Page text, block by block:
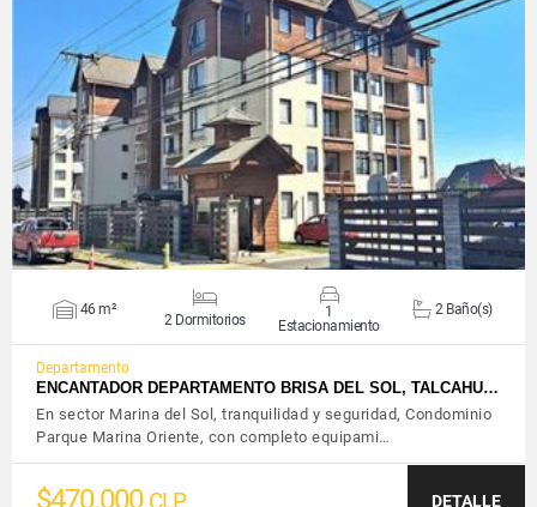
VER DETALLES
46 m²
2 Dormitorios
1
Estacionamiento
2 Baño(s)
Departamento
ENCANTADOR DEPARTAMENTO BRISA DEL SOL, TALCAHU…
En sector Marina del Sol, tranquilidad y seguridad, Condominio
Parque Marina Oriente, con completo equipami…
$470.000 DETALLE